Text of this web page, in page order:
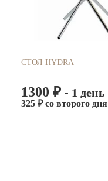
СТОЛ HYDRA
1300 ₽ - 1 день
325 ₽ со второго дня